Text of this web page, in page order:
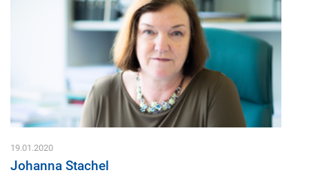
19.01.2020
Johanna Stachel